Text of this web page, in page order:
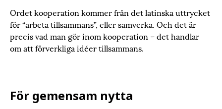
Ordet kooperation kommer från det latinska uttrycket
för “arbeta tillsammans”, eller samverka. Och det är
precis vad man gör inom kooperation – det handlar
om att förverkliga idéer tillsammans.
För gemensam nytta